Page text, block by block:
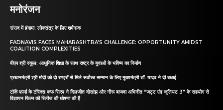
मनोरंजन
संसद में हंगामा: लोकतंत्र के लिए शर्मनाक
FADNAVIS FACES MAHARASHTRA’S CHALLENGE: OPPORTUNITY AMIDST
COALITION COMPLEXITIES
पीएम श्री स्कूल: आधुनिक शिक्षा के साथ राष्ट्र के युवाओं के भविष्य का निर्माण
प्रधानमंत्री श्री मोदी को दो राष्ट्रों से मिले सर्वोच्च सम्मान के लिए मुख्यमंत्री डॉ. यादव ने दी बधाई
टॉर्क फार्मा के टोरेक्स कफ सिरप ने दिलजीत दोसांझ और नीरू बाजवा अभिनीत “जट्ट एंड जूलियट 3” के सहयोग से
विज्ञापन फिल्म की रिलीज की घोषणा की है